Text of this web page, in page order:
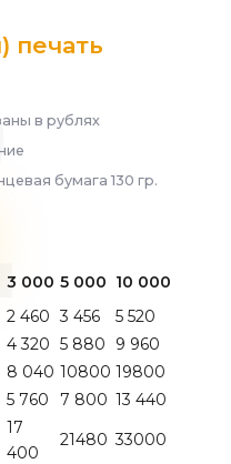
печать
в рублях
бумага 130 гр.
3 000 5 000 10 000
2 460 3 456
5 520
4 320 5 880
9 960
8 040 10800 19800
5 760 7 800 13 440
17
400
21480 33000